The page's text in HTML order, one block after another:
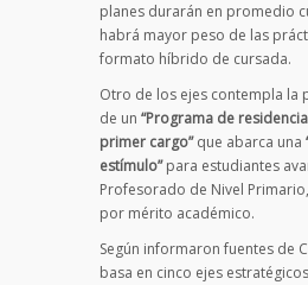
planes durarán en promedio
habrá mayor peso de las
formato híbrido de cursada.
Otro de los ejes contempla la
de un “Programa de
primer cargo”que abarca una
estímulo”para estudiantes
Profesorado de Nivel
por mérito académico.
Según informaron fuentes de
basa en cinco ejes